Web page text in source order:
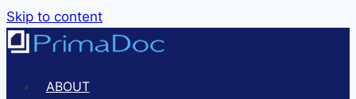
Skip to content
ABOUT